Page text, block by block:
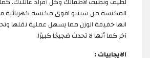
المكنسة من سينبو اقوى مكنسة كهربائية
انها خفيفة الوزن مما يسهل عملية نقلها
آخر كما أنها لا تحدث ضجيجًا كبيرًا.
الايجابيات :